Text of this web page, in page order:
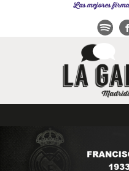
Las mejores